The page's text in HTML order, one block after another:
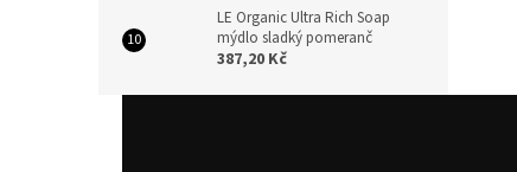
LE Organic Ultra Rich Soap
mýdlo sladký pomeranč
387,20 Kč